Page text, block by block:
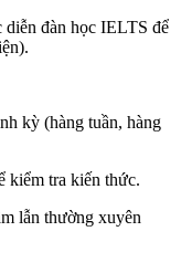
diễn đàn học IELTS để
kỳ (hàng tuần, hàng
kiểm tra kiến thức.
lẫn thường xuyên